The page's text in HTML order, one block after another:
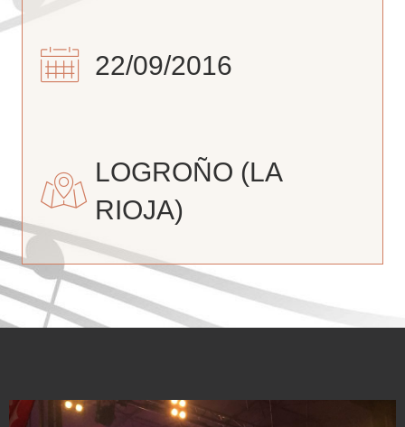
22/09/2016
LOGROÑO (LA
RIOJA)